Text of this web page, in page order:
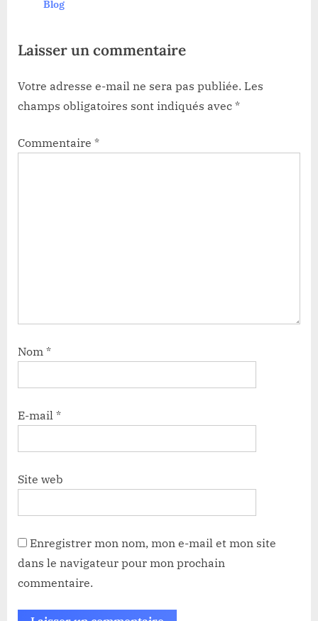
:
Laisser un commentaire
Votre adresse e-mail ne sera pas publiée. Les
champs obligatoires sont indiqués avec *
Commentaire *
Nom *
E-mail *
Site web
Enregistrer mon nom, mon e-mail et mon site
dans le navigateur pour mon prochain
commentaire.